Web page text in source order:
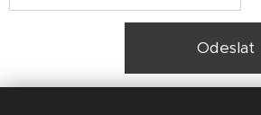
Odeslat